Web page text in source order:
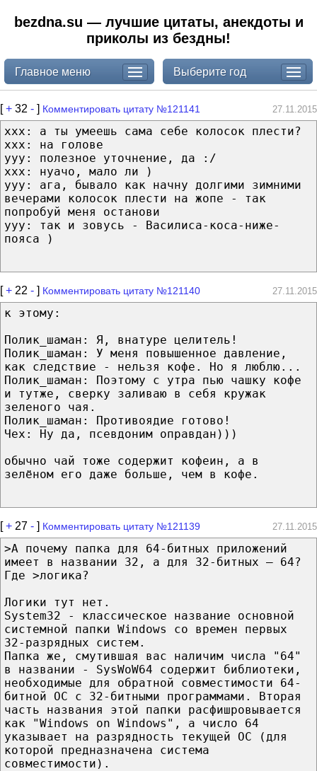
bezdna.su — лучшие цитаты, анекдоты и
приколы из бездны!
Главное меню Выберите год
[+ 32 - ] Комментировать цитату №121141 27.11.2015
ххх: а ты умеешь сама себе колосок плести?
ххх: на голове
ууу: полезное уточнение, да :/
ххх: нуачо, мало ли )
ууу: ага, бывало как начну долгими зимними
вечерами колосок плести на жопе - так
попробуй меня останови
ууу: так и зовусь - Василиса-коса-ниже-
пояса )
[+ 22 - ] Комментировать цитату №121140 27.11.2015
к этому:
Полик_шаман: Я, внатуре целитель!
Полик_шаман: У меня повышенное давление,
как следствие - нельзя кофе. Но я люблю...
Полик_шаман: Поэтому с утра пью чашку кофе
и тутже, сверку заливаю в себя кружак
зеленого чая.
Полик_шаман: Противоядие готово!
Чех: Ну да, псевдоним оправдан)))
обычно чай тоже содержит кофеин, а в
зелёном его даже больше, чем в кофе.
[+ 27 - ] Комментировать цитату №121139 27.11.2015
>А почему папка для 64-битных приложений
имеет в названии 32, а для 32-битных — 64?
Где >логика?
Логики тут нет.
System32 - классическое название основной
системной папки Windows со времен первых
32-разрядных систем.
Папка же, смутившая вас наличим числа "64"
в названии - SysWoW64 содержит библиотеки,
необходимые для обратной совместимости 64-
битной ОС с 32-битными программами. Вторая
часть названия этой папки расфишровывается
как "Windows on Windows", а число 64
указывает на разрядность текущей ОС (для
которой предназначена система
совместимости).